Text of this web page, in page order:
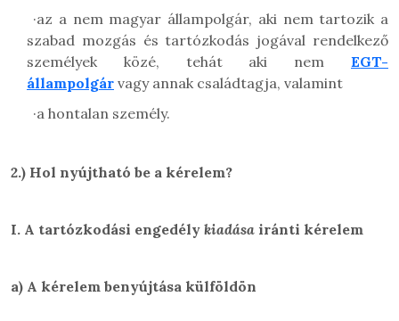
·az a nem magyar állampolgár, aki nem tartozik a
szabad mozgás és tartózkodás jogával rendelkező
személyek közé, tehát aki nem EGT-
állampolgár vagy annak családtagja, valamint
·a hontalan személy.
2.) Hol nyújtható be a kérelem?
I. A tartózkodási engedély kiadása iránti kérelem
a) A kérelem benyújtása külföldön